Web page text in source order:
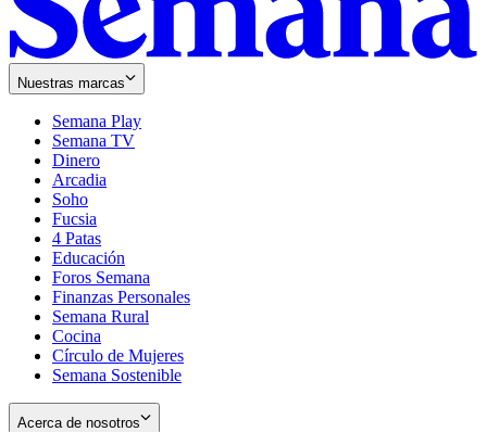
Nuestras marcas
Semana Play
Semana TV
Dinero
Arcadia
Soho
in
new
window
Fucsia
in
new
window
4 Patas
Educación
Foros Semana
Finanzas Personales
Semana Rural
Cocina
Círculo de Mujeres
Semana Sostenible
Acerca de nosotros